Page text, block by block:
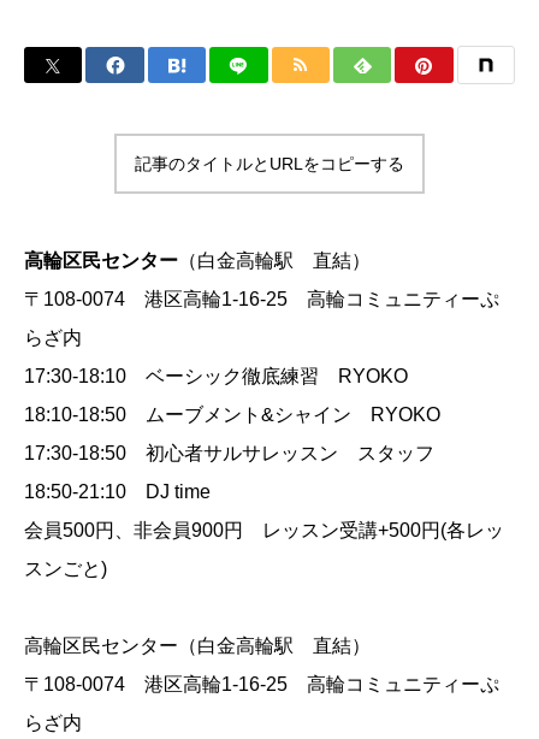
記事のタイトルとURLをコピーする
高輪区民センター （白金高輪駅 直結）
〒108-0074 港区高輪1-16-25 高輪コミュニティーぷ
らざ内
17:30-18:10 ベーシック徹底練習 RYOKO
18:10-18:50 ムーブメント&シャイン RYOKO
17:30-18:50 初心者サルサレッスン スタッフ
18:50-21:10 DJ time
会員500円、非会員900円 レッスン受講+500円(各レッ
スンごと)
高輪区民センター（白金高輪駅 直結）
〒108-0074 港区高輪1-16-25 高輪コミュニティーぷ
らざ内